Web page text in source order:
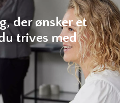
der ønsker et
trives med